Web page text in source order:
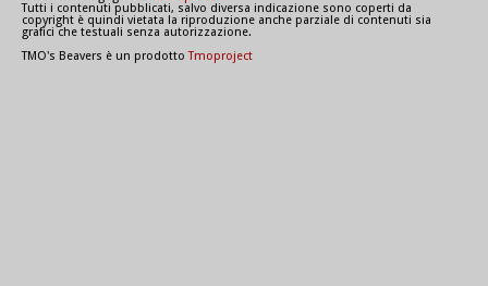
Tutti i contenuti pubblicati, salvo diversa indicazione sono coperti da
copyright è quindi vietata la riproduzione anche parziale di contenuti sia
grafici che testuali senza autorizzazione.
TMO's Beavers è un prodottoTmoproject